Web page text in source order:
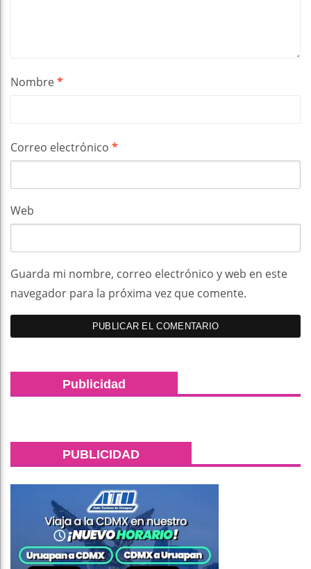
Nombre*
Correo electrónico *
Web
Guarda mi nombre, correo electrónico y web en este
navegador para la próxima vez que comente.
Publicidad
PUBLICIDAD